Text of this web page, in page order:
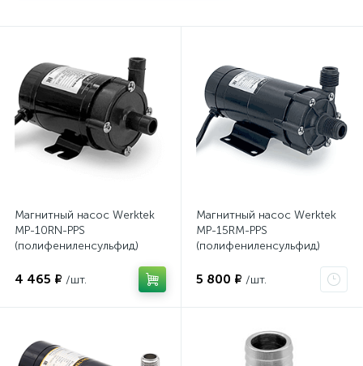
Магнитный насос Werktek
MP-10RN-PPS
(полифениленсульфид)
4 465 ₽ /шт.
Магнитный насос Werktek
MP-15RM-PPS
(полифениленсульфид)
5 800 ₽ /шт.